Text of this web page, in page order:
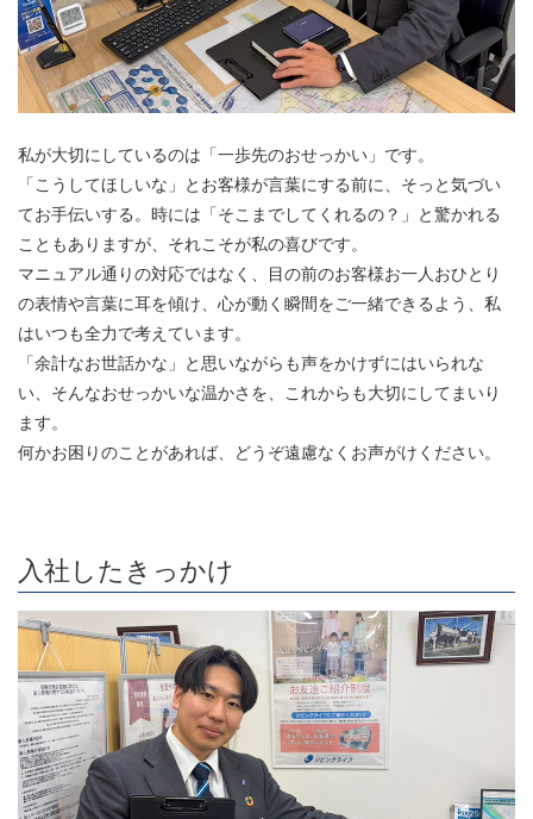
私が大切にしているのは「一歩先のおせっかい」です。
「こうしてほしいな」とお客様が言葉にする前に、そっと気づい
てお手伝いする。時には「そこまでしてくれるの？」と驚かれる
こともありますが、それこそが私の喜びです。
マニュアル通りの対応ではなく、目の前のお客様お一人おひとり
の表情や言葉に耳を傾け、心が動く瞬間をご一緒できるよう、私
はいつも全力で考えています。
「余計なお世話かな」と思いながらも声をかけずにはいられな
い、そんなおせっかいな温かさを、これからも大切にしてまいり
ます。
何かお困りのことがあれば、どうぞ遠慮なくお声がけください。
入社したきっかけ